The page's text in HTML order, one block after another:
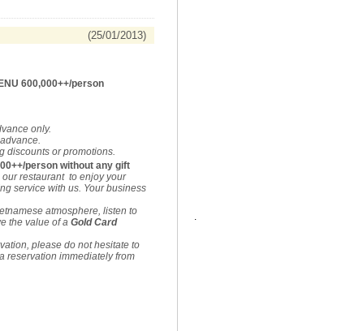
(25/01/2013)
600,000++/person
only.
discounts or promotions.
person without any gift
restaurant to enjoy your
service with us. Your business
atmosphere, listen to
the value of a Gold Card
please do not hesitate to
reservation immediately from
.